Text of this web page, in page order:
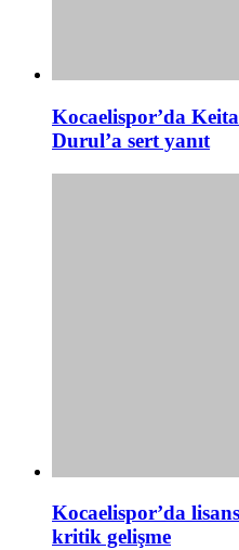
Kocaelispor’da
Durul’a sert yanıt
Kocaelispor’da
kritik gelişme